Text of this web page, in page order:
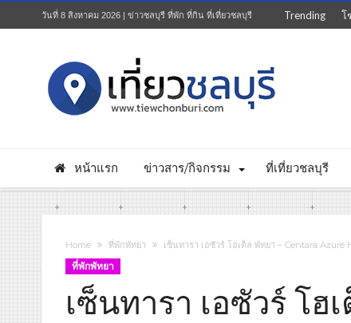
วันที่ 8 สิงหาคม 2026 | ข่าวชลบุรี ที่พัก ที่กิน ที่เที่ยวชลบุรี Trending โ
หน้าแรก ข่าวสาร/กิจกรรม ที่เที่ยวชลบุรี
Home ที่พักพัทยา เซ็นทารา เอซัวร์ โฮเต็ล พัทยา – Centara Azure
ที่พักพัทยา
เซ็นทารา เอซัวร์ โฮ